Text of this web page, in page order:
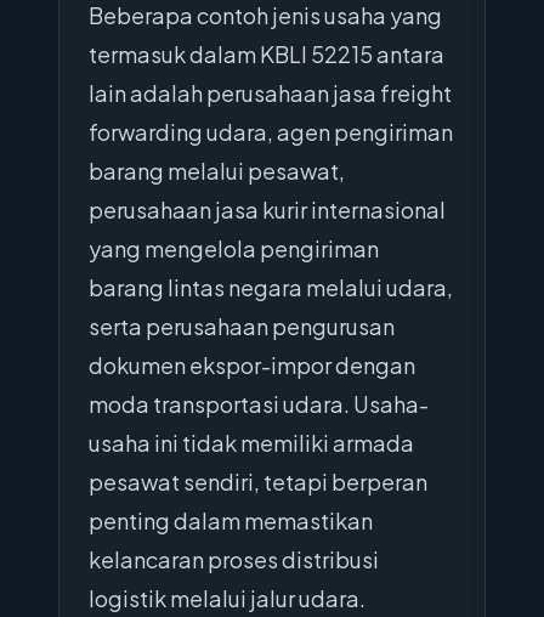
Beberapa contoh jenis usaha yang
termasuk dalam KBLI 52215 antara
lain adalah perusahaan jasa freight
forwarding udara, agen pengiriman
barang melalui pesawat,
perusahaan jasa kurir internasional
yang mengelola pengiriman
barang lintas negara melalui udara,
serta perusahaan pengurusan
dokumen ekspor-impor dengan
moda transportasi udara. Usaha-
usaha ini tidak memiliki armada
pesawat sendiri, tetapi berperan
penting dalam memastikan
kelancaran proses distribusi
logistik melalui jalur udara.